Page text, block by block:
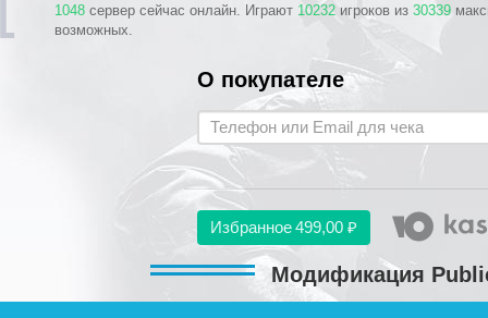
1048 сервер сейчас онлайн. Играют 10232 игроков из 30339
возможных.
О покупателе
Избранное499,00 ₽
Модификация